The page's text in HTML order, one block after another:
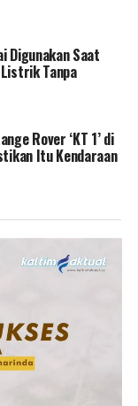
Digunakan Saat
Tanpa
Rover ‘KT 1’ di
Itu Kendaraan